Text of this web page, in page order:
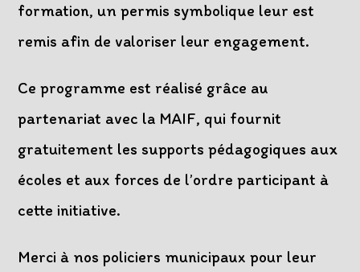
formation, un permis symbolique leur est
remis afin de valoriser leur engagement.
Ce programme est réalisé grâce au
partenariat avec la MAIF, qui fournit
gratuitement les supports pédagogiques aux
écoles et aux forces de l’ordre participant à
cette initiative.
Merci à nos policiers municipaux pour leur